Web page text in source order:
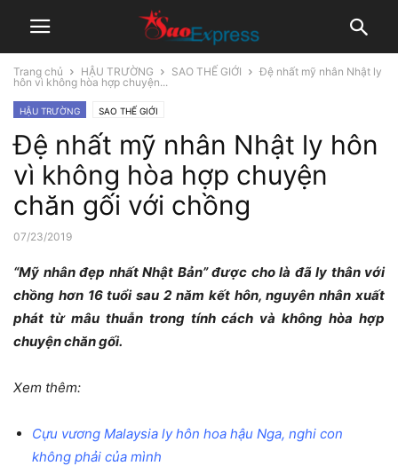
Trang chủ HẬU TRƯỜNG SAO THẾ GIỚI
Đệ nhất mỹ nhân Nhật ly
hôn vì không hòa hợp chuyện...
HẬU TRƯỜNG SAO THẾ GIỚI
Đệ nhất mỹ nhân Nhật ly hôn
vì không hòa hợp chuyện
chăn gối với chồng
07/23/2019
“Mỹ nhân đẹp nhất Nhật Bản” được cho là đã ly thân với
chồng hơn 16 tuổi sau 2 năm kết hôn, nguyên nhân xuất
phát từ mâu thuẫn trong tính cách và không hòa hợp
chuyện chăn gối.
Xem thêm:
Cựu vương Malaysia ly hôn hoa hậu Nga, nghi con
không phải của mình